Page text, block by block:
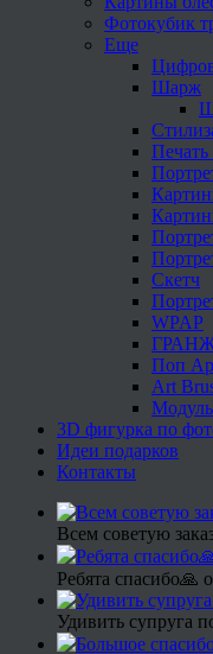
Фотокубик
Еще
Шарж
Скетч
WPAP
Поп
Art
3D фигурка по
Идеи подарков
Контакты
Всем советую
Ребята спасибо🙏
Удивить супруга